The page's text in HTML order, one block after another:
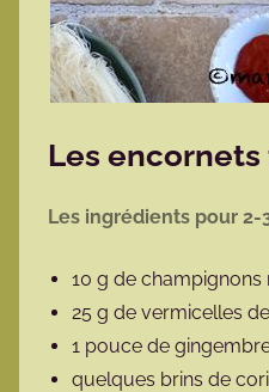
Les
Les ingrédients pour 2-
10 g de champignons
25 g de vermicelles
1 pouce de
quelques brins de